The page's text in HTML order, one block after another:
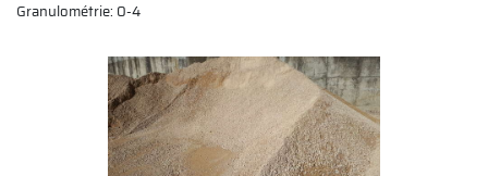
Granulométrie: 0-4